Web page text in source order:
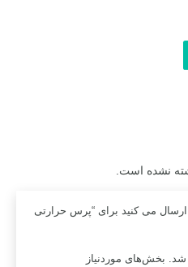
نشده است.
ارسال می کنید برای “پرس حرارتی
بخش‌های موردنیاز